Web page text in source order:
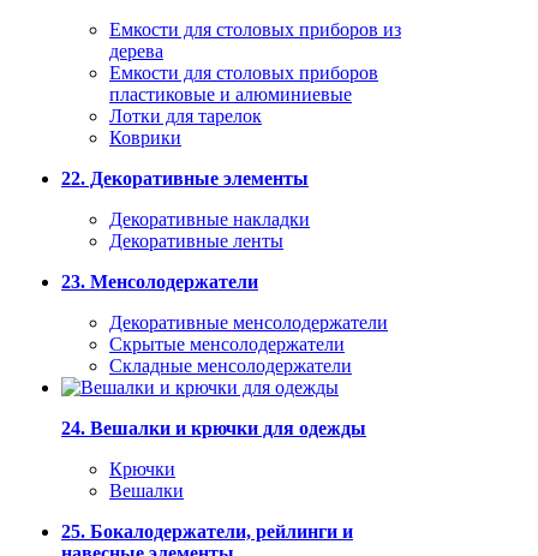
Емкости для столовых приборов из
дерева
Емкости для столовых приборов
пластиковые и алюминиевые
Лотки для тарелок
Коврики
22. Декоративные элементы
Декоративные накладки
Декоративные ленты
23. Менсолодержатели
Декоративные менсолодержатели
Скрытые менсолодержатели
Складные менсолодержатели
24. Вешалки и крючки для одежды
Крючки
Вешалки
25. Бокалодержатели, рейлинги и